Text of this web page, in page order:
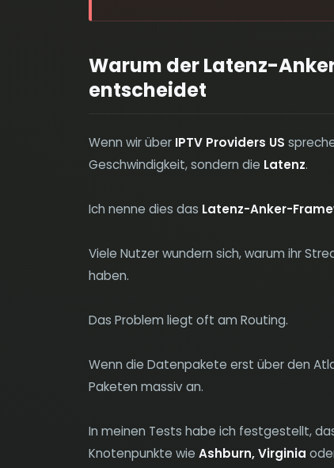
Warum der Latenz-
entscheidet
Wenn wir über IPTV Providers US
Geschwindigkeit, sondern die Latenz.
Ich nenne dies das Latenz-Anker-
Viele Nutzer wundern sich, warum ihr
haben.
Das Problem liegt oft am Routing.
Wenn die Datenpakete erst über den
Paketen massiv an.
In meinen Tests habe ich festgestellt,
Knotenpunkte wie Ashburn, Virginia